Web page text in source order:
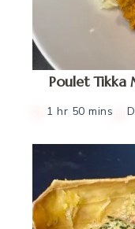
Poulet Tikka
1 hr 50 mins